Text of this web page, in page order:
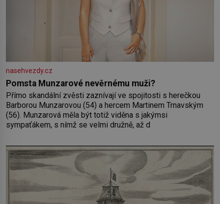
nasehvezdy.cz
Pomsta Munzarové nevěrnému muži?
Přímo skandální zvěsti zaznívají ve spojitosti s herečkou
Barborou Munzarovou (54) a hercem Martinem Trnavským
(56). Munzarová měla být totiž viděna s jakýmsi
sympaťákem, s nímž se velmi družně, až d